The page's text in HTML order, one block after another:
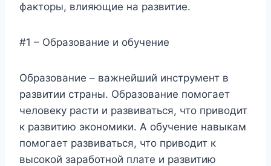
факторы, влияющие на развитие.
#1 – Образование и обучение
Образование – важнейший инструмент в
развитии страны. Образование помогает
человеку расти и развиваться, что приводит
к развитию экономики. А обучение навыкам
помогает развиваться, что приводит к
высокой заработной плате и развитию